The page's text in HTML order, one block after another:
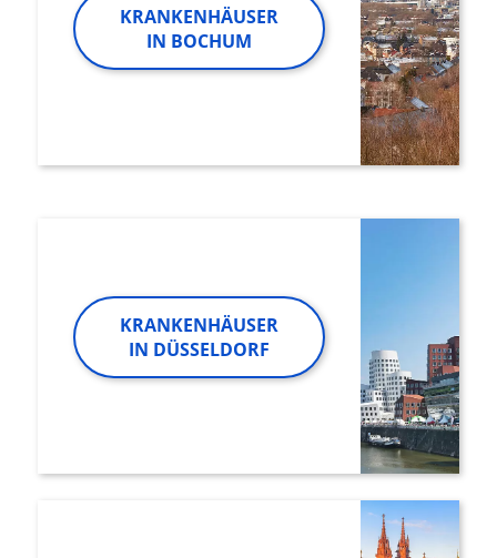
KRANKENHÄUSER
IN BOCHUM
KRANKENHÄUSER
IN DÜSSELDORF